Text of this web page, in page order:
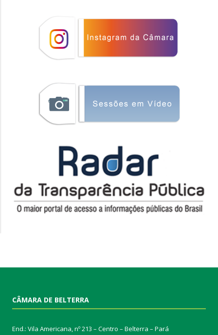
CÂMARA DE BELTERRA
End.: Vila Americana, nº 213 – Centro – Belterra – Pará